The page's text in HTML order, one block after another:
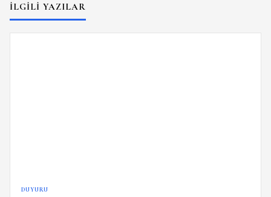
İLGILI YAZILAR
DUYURU